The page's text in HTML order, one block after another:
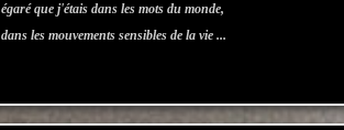
égaré que j'étais dans les mots du monde,
dans les mouvements sensibles de la vie ...